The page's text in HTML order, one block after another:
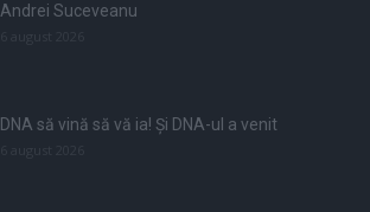
Andrei Suceveanu
DNA să vină să vă ia! Și DNA-ul a venit